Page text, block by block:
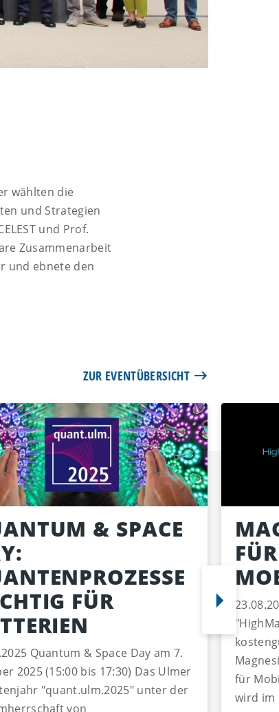
wählten die
und Strategien
und Prof.
Zusammenarbeit
und ebnete den
ZUR EVENTÜBERSICHT
& SPACE
FÜR
Quantum & Space Day am 7.
2025 (15:00 bis 17:30) Das Ulmer
"quant.ulm.2025" unter der
von
FÜR
für
wird im